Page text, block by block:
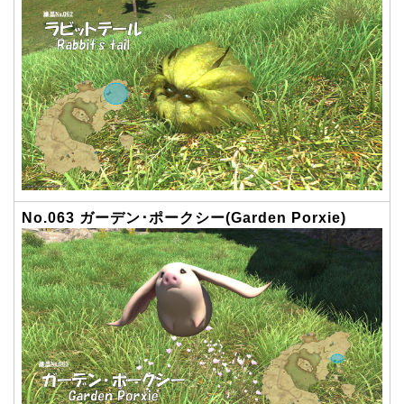
No.063 ガーデン･ポークシー(Garden Porxie)